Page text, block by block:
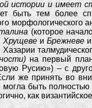
истории и имеет
быть тем более
морфологического
(которое
Хрущеве и Брежневе
на первый
Русию») – с
же принять во
быть
как